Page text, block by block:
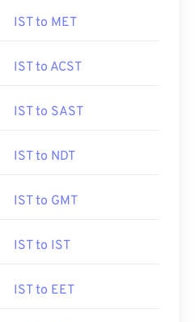
IST to MET
IST to ACST
IST to SAST
IST to NDT
IST to GMT
IST to IST
IST to EET